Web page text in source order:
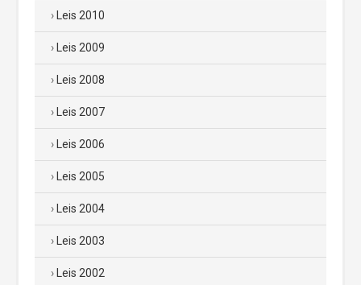
Leis 2010
Leis 2009
Leis 2008
Leis 2007
Leis 2006
Leis 2005
Leis 2004
Leis 2003
Leis 2002